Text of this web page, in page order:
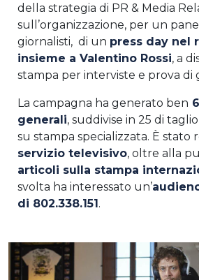
della strategia di PR & Media
sull’organizzazione, per un
giornalisti, di un press day nel
insieme a Valentino Rossi, a
stampa per interviste e prova di
La campagna ha generato ben
generali, suddivise in 25 di
su stampa specializzata. È stato
servizio televisivo, oltre alla
articoli sulla stampa
svolta ha interessato un’
di 802.338.151.